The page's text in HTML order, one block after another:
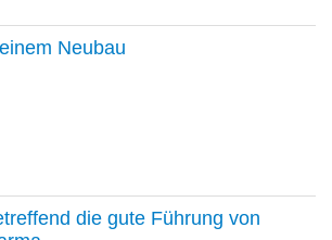
Neubau
die gute Führung von